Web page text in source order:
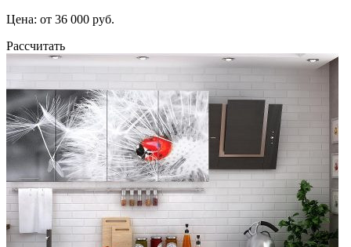
Цена: от 36 000 руб.
Рассчитать